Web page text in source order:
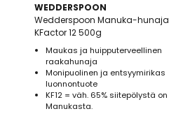
WEDDERSPOON
Wedderspoon Manuka-hunaja
KFactor 12 500g
Maukas ja huipputerveellinen
raakahunaja
Monipuolinen ja entsyymirikas
luonnontuote
KF12 = väh. 65% siitepölystä on
Manukasta.